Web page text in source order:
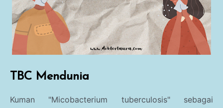
TBC Mendunia
Kuman "Micobacterium tuberculosis" sebagai